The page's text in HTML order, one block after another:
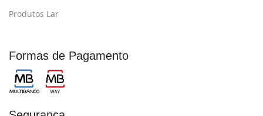
Produtos Lar
Formas de Pagamento